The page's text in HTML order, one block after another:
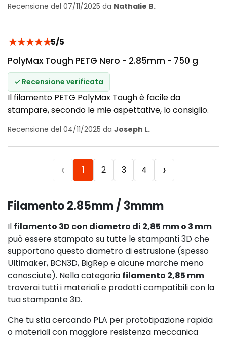
Recensione del 07/11/2025 da Nathalie B.
★★★★★5/5
PolyMax Tough PETG Nero - 2.85mm - 750 g
✓ Recensione verificata
Il filamento PETG PolyMax Tough è facile da
stampare, secondo le mie aspettative, lo consiglio.
Recensione del 04/11/2025 da Joseph L.
‹ 1 2 3 4 ›
Filamento 2.85mm / 3mmm
Il filamento 3D con diametro di 2,85 mm o 3 mm
può essere stampato su tutte le stampanti 3D che
supportano questo diametro di estrusione (spesso
Ultimaker, BCN3D, BigRep e alcune marche meno
conosciute). Nella categoria filamento 2,85 mm
troverai tutti i materiali e prodotti compatibili con la
tua stampante 3D.
Che tu stia cercando PLA per prototipazione rapida
o materiali con maggiore resistenza meccanica